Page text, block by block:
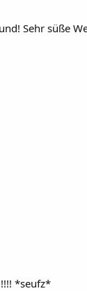
Sehr süße
*seufz*